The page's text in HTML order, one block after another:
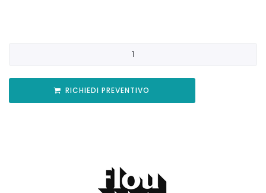
RICHIEDI PREVENTIVO